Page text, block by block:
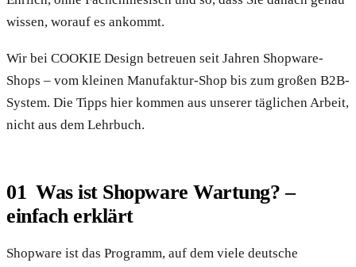
wissen, worauf es ankommt.
Wir bei COOKIE Design betreuen seit Jahren Shopware-
Shops – vom kleinen Manufaktur-Shop bis zum großen B2B-
System. Die Tipps hier kommen aus unserer täglichen Arbeit,
nicht aus dem Lehrbuch.
Was ist Shopware Wartung? –
einfach erklärt
Shopware ist das Programm, auf dem viele deutsche